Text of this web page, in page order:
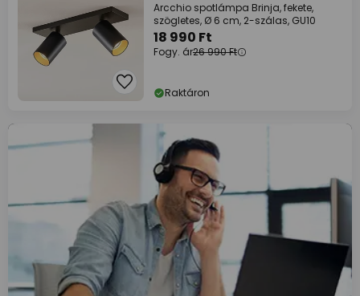
Arcchio spotlámpa Brinja, fekete,
szögletes, Ø 6 cm, 2-szálas, GU10
18 990 Ft
Fogy. ár26 990 Ft
Raktáron